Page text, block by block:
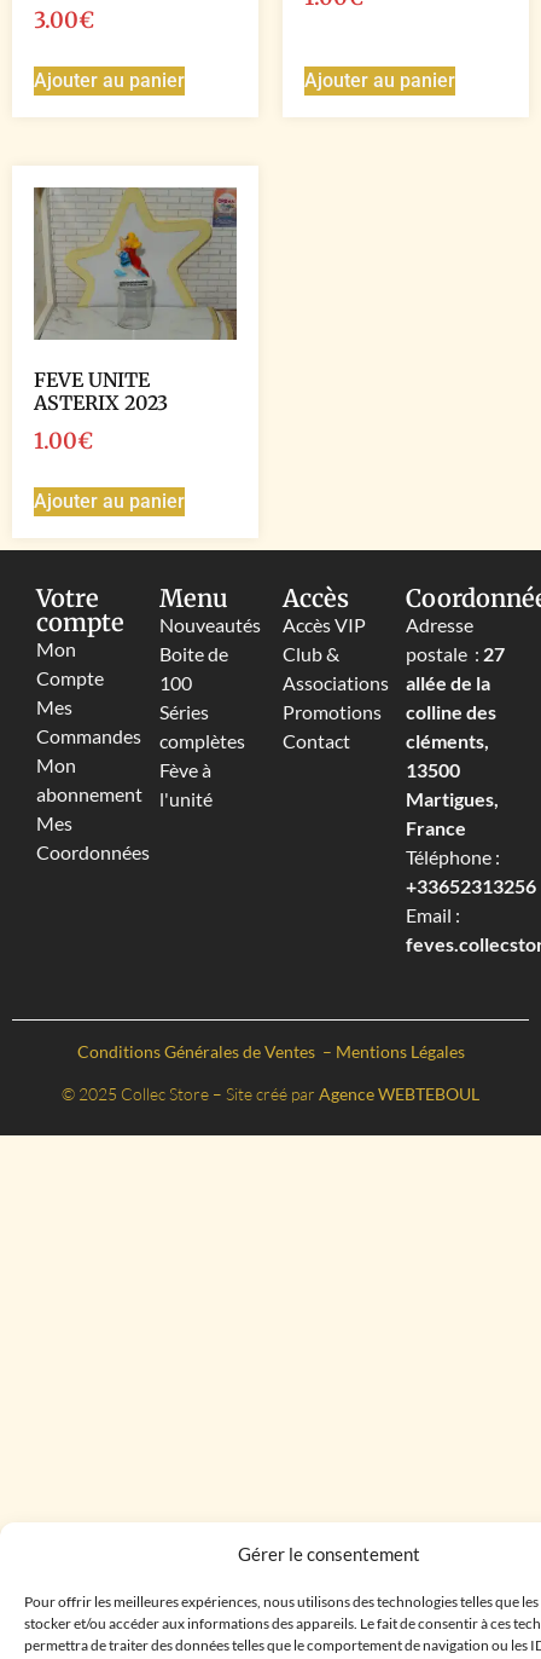
Gérer le consentement
Pour offrir les meilleures expériences, nous utilisons des technologies telles que
stocker et/ou accéder aux informations des appareils. Le fait de consentir à ces
permettra de traiter des données telles que le comportement de navigation ou les
3.00€
Ajouter au panier Ajouter au panier
FEVE UNITE
ASTERIX 2023
1.00€
Ajouter au panier
Votre
compte
Mon
Compte
Mes
Commandes
Mon
abonnement
Mes
Coordonnées
Menu
Nouveautés
Boite de
100
Séries
complètes
Fève à
l'unité
Accès
Accès VIP
Club &
Associations
Promotions
Contact
Adresse
postale : 27
allée de la
colline des
cléments,
13500
Martigues,
France
Téléphone :
+33652313256‬
Email :
Conditions Générales de Ventes – Mentions Légales
© 2025 Collec Store – Site créé par Agence WEBTEBOUL